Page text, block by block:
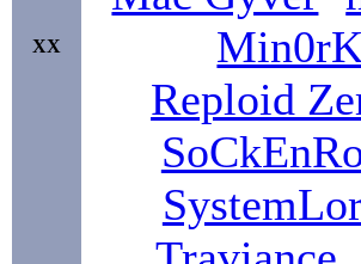
XX
Reploid